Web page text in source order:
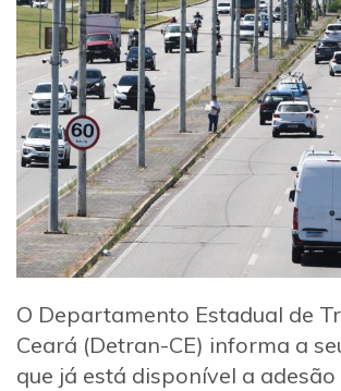
O Departamento Estadual de
Ceará (Detran-CE) informa a
que já está disponível a adesão